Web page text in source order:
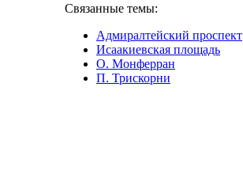
Связанные темы:
Адмиралтейский проспект
Исаакиевская площадь
О. Монферран
П. Трискорни